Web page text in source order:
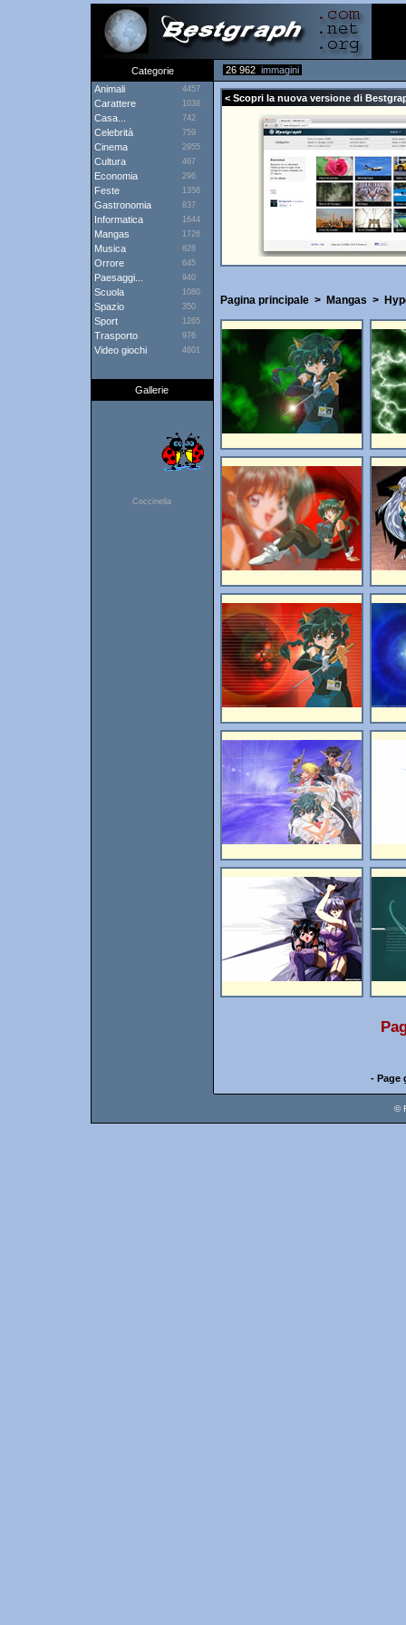
Categorie 26 962 immagini
Animali
4457
Carattere 1038
Casa... 742
Celebrità 759
Cinema 2955
Cultura 467
Economia 296
Feste 1356
Gastronomia 837
Informatica 1644
Mangas 1726
Musica 828
Orrore 645
Paesaggi... 940
Scuola 1080
Spazio 350
Sport 1265
Trasporto 976
Video giochi 4601
Gallerie
Coccinella
< Scopri la nuova versione di
Pagina principale> Mangas >
- Page
©